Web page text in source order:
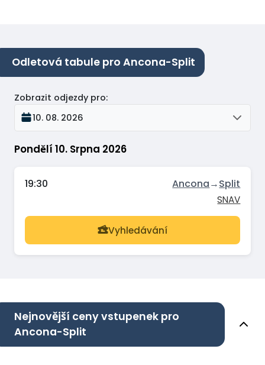
Odletová tabule pro Ancona-Split
Pondělí 10. Srpna 2026
Zobrazit odjezdy pro:
10. 08. 2026
19:30 Ancona→Split
SNAV
Vyhledávání
Nejnovější ceny vstupenek pro
Ancona-Split